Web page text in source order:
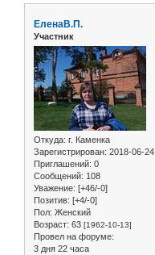
ЕленаВ.П.
Участник
Откуда: г. Каменка
Зарегистрирован: 2018-06-24
Приглашений: 0
Сообщений: 108
Уважение: [+46/-0]
Позитив: [+4/-0]
Пол: Женский
Возраст: 63 [1962-10-13]
Провел на форуме:
3 дня 22 часа